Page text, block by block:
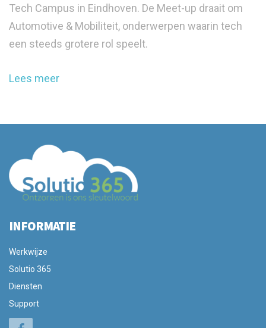
Tech Campus in Eindhoven. De Meet-up draait om
Automotive & Mobiliteit, onderwerpen waarin tech
een steeds grotere rol speelt.
Lees meer
INFORMATIE
Werkwijze
Solutio 365
Diensten
Support